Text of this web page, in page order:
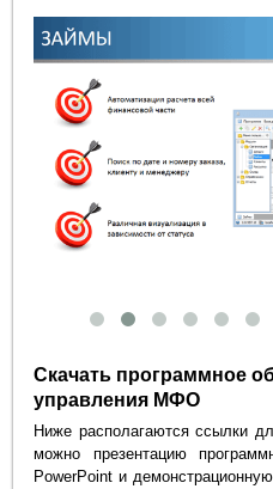
Скачать программное
управления МФО
Ниже располагаются ссылки
можно презентацию
PowerPoint и